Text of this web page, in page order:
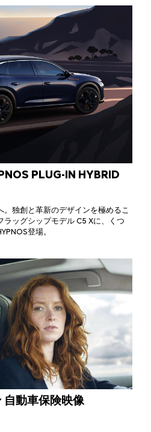
PLUG-IN HYBRID
独創と革新のデザインを極めるこ
ラッグシップモデル C5 Xに、くつ
登場。
動車保険映像